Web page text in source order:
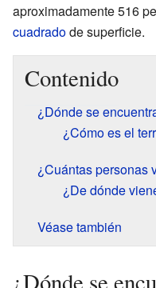
aproximadamente 516
cuadradode superficie.
Contenido
¿Dónde se
¿Cómo es el
¿Cuántas personas
¿De dónde
Véase también
¿Dónde se